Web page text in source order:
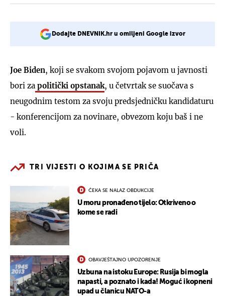
Dodajte DNEVNIK.hr u omiljeni Google izvor
Joe Biden, koji se svakom svojom pojavom u javnosti
bori za politički opstanak, u četvrtak se suočava s
neugodnim testom za svoju predsjedničku kandidaturu
- konferencijom za novinare, obvezom koju baš i ne
voli.
TRI VIJESTI O KOJIMA SE PRIČA
ČEKA SE NALAZ OBDUKCIJE
U moru pronađeno tijelo: Otkriveno o
kome se radi
OBAVJEŠTAJNO UPOZORENJE
Uzbuna na istoku Europe: Rusija bi mogla
napasti, a poznato i kada! Moguć i kopneni
upad u članicu NATO-a